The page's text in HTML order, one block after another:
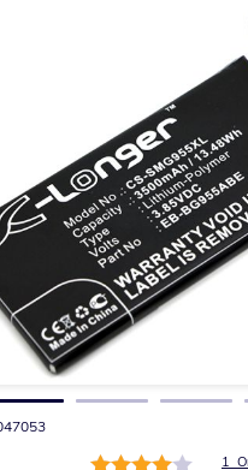
Rating:
1